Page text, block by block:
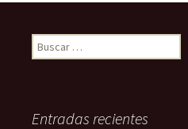
Buscar:
Entradas recientes